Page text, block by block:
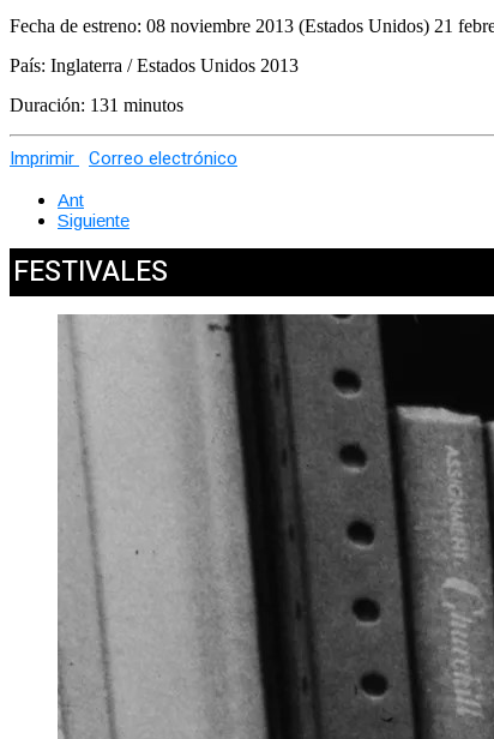
Fecha de estreno: 08 noviembre 2013 (Estados Unidos) 21
País: Inglaterra / Estados Unidos 2013
Duración: 131 minutos
Imprimir Correo electrónico
Ant
Siguiente
FESTIVALES